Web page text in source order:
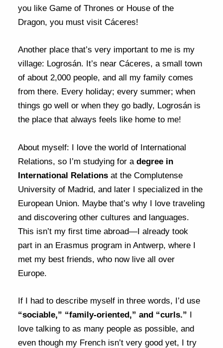
you like Game of Thrones or House of the
Dragon, you must visit Cáceres!
Another place that’s very important to me is my
village: Logrosán. It’s near Cáceres, a small town
of about 2,000 people, and all my family comes
from there. Every holiday; every summer; when
things go well or when they go badly, Logrosán is
the place that always feels like home to me!
About myself: I love the world of International
Relations, so I’m studying for adegree in
International Relations at the Complutense
University of Madrid, and later I specialized in the
European Union. Maybe that’s why I love traveling
and discovering other cultures and languages.
This isn’t my first time abroad—I already took
part in an Erasmus program in Antwerp, where I
met my best friends, who now live all over
Europe.
If I had to describe myself in three words, I’d use
“sociable,” “family-oriented,” and “curls.” I
love talking to as many people as possible, and
even though my French isn’t very good yet, I try